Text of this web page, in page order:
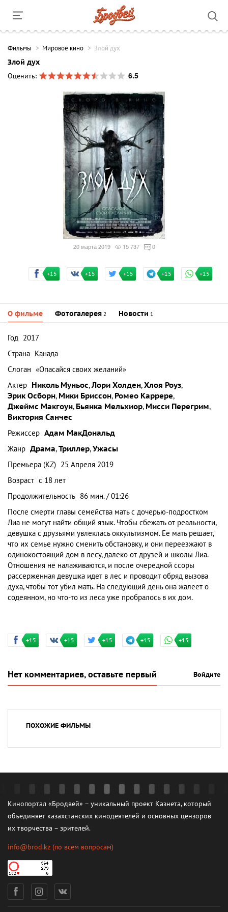
Фильмы Мировое кино Злой дух
Злой дух
Оценить:
6.5
20 марта 2019 15 737 0
+15 +15 +15 +15 +15
О фильме Фотогалерея 2 Новости 1
Год 2017
Страна Канада
Слоган «Опасайся своих желаний»
Актер Николь Муньос,Лори Холден,Хлоя Роуз,
Эрик Осборн, Мики Бриссон, Ромео Каррере,
Джеймс Макгоун, Бьянка Мельхиор, Мисси Перегрим,
Виктория Санчес
Режиссер Адам МакДональд
Жанр Драма,Триллер,Ужасы
Премьера (KZ) 25 Апреля 2019
Возраст с 18 лет
Продолжительность 86 мин. / 01:26
После смерти главы семейства мать с дочерью-подростком
Лиа не могут найти общий язык. Чтобы сбежать от реальности,
девушка с друзьями увлеклась оккультизмом. Ее мать решает,
что их семье нужно сменить обстановку, и они переезжают в
одинокостоящий дом в лесу, далеко от друзей и школы Лиа.
Отношения не налаживаются, и после очередной ссоры
рассерженная девушка идет в лес и проводит обряд вызова
духа, чтобы тот убил мать. На следующий день она жалеет о
содеянном, но что-то из леса уже пробралось в их дом.
+15 +15 +15 +15 +15
Нет комментариев, оставьте первый Войдите
ПОХОЖИЕ ФИЛЬМЫ
Кинопортал «Бродвей» – уникальный проект Казнета, который
объединяет казахстанских кинодеятелей и основных цензоров
их творчества – зрителей.
info@brod.kz (по всем вопросам)